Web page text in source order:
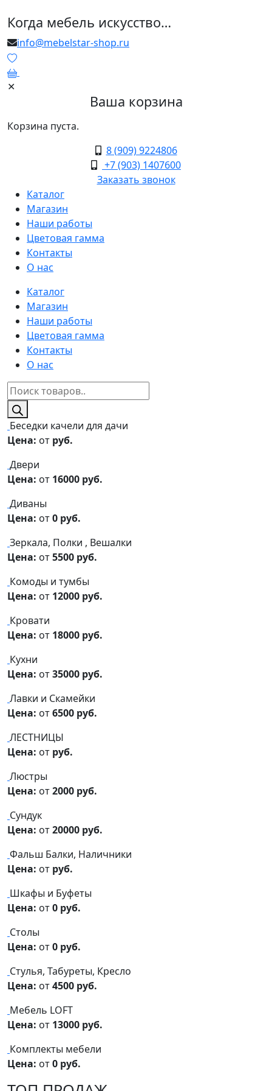
Когда мебель искусство…
info@mebelstar-shop.ru
✕
Ваша корзина
Корзина пуста.
8 (909) 9224806
+7 (903) 1407600
Заказать звонок
Каталог
Магазин
Наши работы
Цветовая гамма
Контакты
О нас
Каталог
Магазин
Наши работы
Цветовая гамма
Контакты
О нас
Поиск
товаров
Беседки качели для дачи
Цена: от руб.
Двери
Цена: от 16000 руб.
Диваны
Цена: от0 руб.
Зеркала, Полки , Вешалки
Цена: от5500 руб.
Комоды и тумбы
Цена: от 12000 руб.
Кровати
Цена: от 18000 руб.
Кухни
Цена: от35000 руб.
Лавки и Скамейки
Цена: от6500 руб.
ЛЕСТНИЦЫ
Цена: от руб.
Люстры
Цена: от2000 руб.
Сундук
Цена: от20000 руб.
Фальш Балки, Наличники
Цена: от руб.
Шкафы и Буфеты
Цена: от0 руб.
Столы
Цена: от0 руб.
Стулья, Табуреты, Кресло
Цена: от4500 руб.
Мебель LOFT
Цена: от 13000 руб.
Комплекты мебели
Цена: от0 руб.